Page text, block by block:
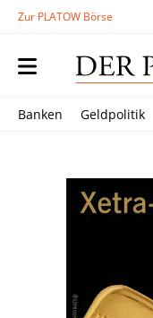
Zur PLATOW Börse
Banken Geldpolitik